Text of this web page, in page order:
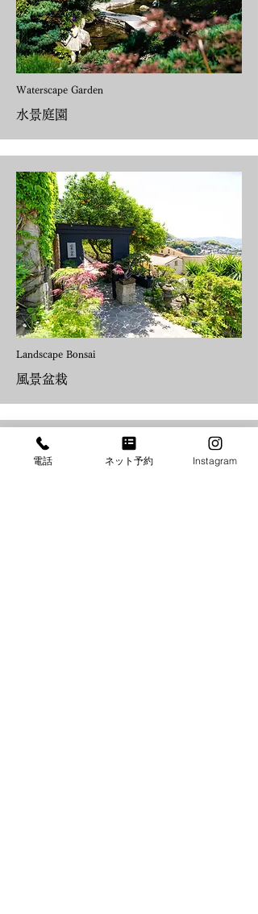
Waterscape Garden
水景庭園
Landscape Bonsai
風景盆栽
電話 ネット予約 Instagram